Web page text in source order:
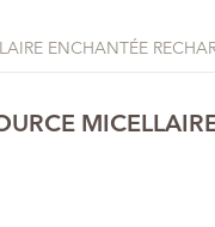
ENCHANTÉE